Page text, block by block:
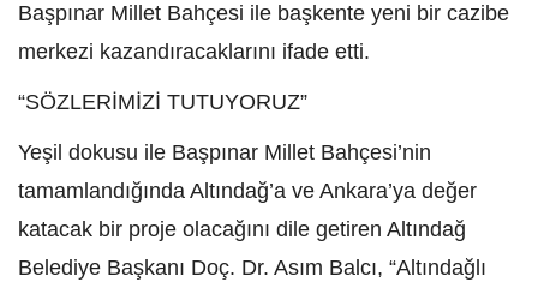
Başpınar Millet Bahçesi ile başkente yeni bir cazibe
merkezi kazandıracaklarını ifade etti.
“SÖZLERİMİZİ TUTUYORUZ”
Yeşil dokusu ile Başpınar Millet Bahçesi’nin
tamamlandığında Altındağ’a ve Ankara’ya değer
katacak bir proje olacağını dile getiren Altındağ
Belediye Başkanı Doç. Dr. Asım Balcı, “Altındağlı